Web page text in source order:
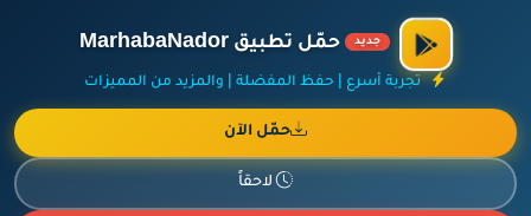
أضف نشاطك مجاناً
جديد حمّل تطبيق MarhabaNador
تجربة أسرع | حفظ المفضلة | والمزيد من المميزات
حمّل الآن
لاحقاً
إعلان ممول المزيد حول هذا الإعلان